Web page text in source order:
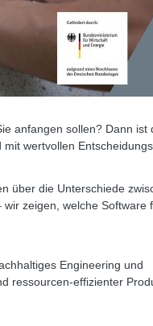
anfangen sollen? Dann ist
wertvollen
über die Unterschiede
zeigen, welche Software
Engineering und
ressourcen-effizienter